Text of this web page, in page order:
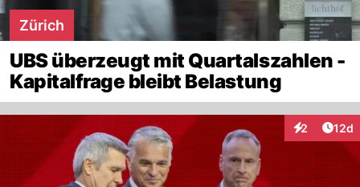
Zürich
UBS überzeugt mit Quartalszahlen -
Kapitalfrage bleibt Belastung
2
Interaktionen
12d